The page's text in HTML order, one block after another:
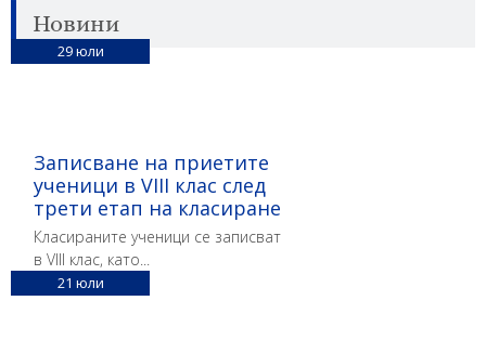
Новини
29юли
Записване на приетите
ученици в VIII клас след
трети етап на класиране
Класираните ученици се записват
в VIII клас, като...
21 юли